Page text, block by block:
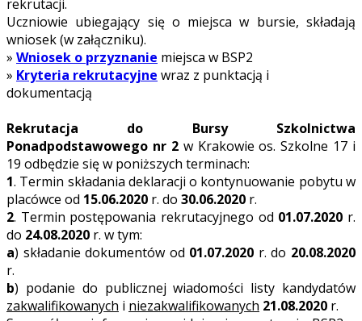
rekrutacji.
Uczniowie ubiegający się o miejsca w bursie, składają
wniosek (w załączniku).
» Wniosek o przyznanie miejsca w BSP2
» Kryteria rekrutacyjne wraz z punktacją i
dokumentacją
Rekrutacja do Bursy Szkolnictwa
Ponadpodstawowego nr 2w Krakowie os. Szkolne 17 i
19 odbędzie się w poniższych terminach:
1. Termin składania deklaracji o kontynuowanie pobytu w
placówce od 15.06.2020 r. do 30.06.2020 r.
2. Termin postępowania rekrutacyjnego od 01.07.2020 r.
do 24.08.2020 r. w tym:
a) składanie dokumentów od 01.07.2020 r. do 20.08.2020
r.
b) podanie do publicznej wiadomości listy kandydatów
zakwalifikowanych i niezakwalifikowanych 21.08.2020 r.